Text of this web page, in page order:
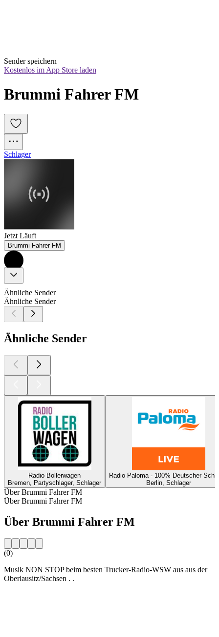
Sender speichern
Kostenlos im App Store laden
Brummi Fahrer FM
Schlager
Jetzt Läuft
Brummi Fahrer FM
Ähnliche Sender
Ähnliche Sender
Ähnliche Sender
Radio Bollerwagen
Bremen, Partyschlager, Schlager
Radio Paloma - 100% Deutscher
Berlin, Schlager
Über Brummi Fahrer FM
Über Brummi Fahrer FM
Über Brummi Fahrer FM
(0)
Musik NON STOP beim besten Trucker-Radio-WSW aus aus der
Oberlausitz/Sachsen . .